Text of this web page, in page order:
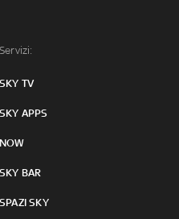
Servizi:
SKY TV
SKY APPS
NOW
SKY BAR
SPAZI SKY